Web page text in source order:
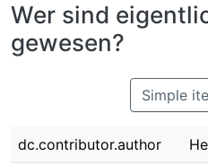
Wer sind
gewesen?
Simple
dc.contributor.author